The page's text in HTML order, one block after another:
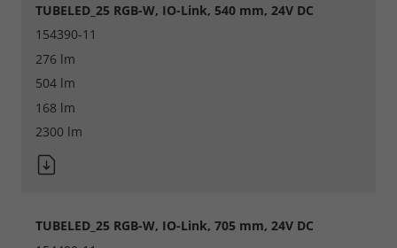
TUBELED_25 RGB-W, IO-Link, 540 mm, 24V DC
154390-11
276 lm
504 lm
168 lm
2300 lm
TUBELED_25 RGB-W, IO-Link, 705 mm, 24V DC
Legal notice